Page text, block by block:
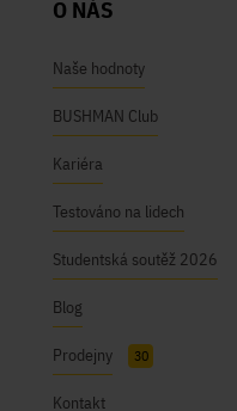
O NÁS
Naše hodnoty
BUSHMAN Club
Kariéra
Testováno na lidech
Studentská soutěž 2026
Blog
Prodejny 30
Kontakt